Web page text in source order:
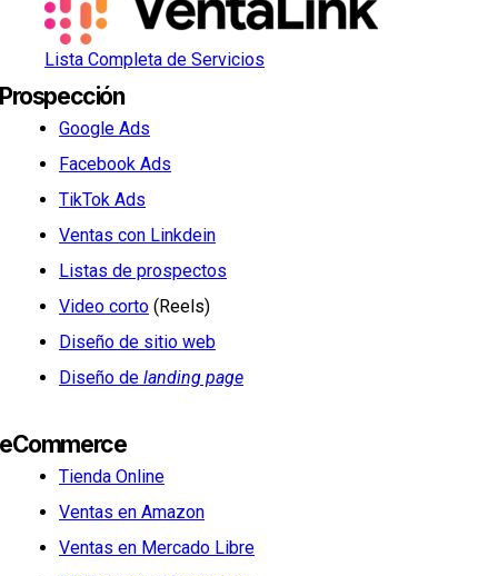
Lista Completa de Servicios
Prospección
Google Ads
Facebook Ads
TikTok Ads
Ventas con Linkdein
Listas de prospectos
Video corto (Reels)
Diseño de sitio web
Diseño de landing page
eCommerce
Tienda Online
Ventas en Amazon
Ventas en Mercado Libre